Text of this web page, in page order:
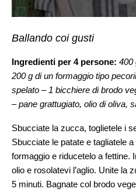
Ballando coi gusti
Ingredienti per 4 persone: 400
200 g di un formaggio tipo
spelato – 1 bicchiere di brodo
– pane grattugiato, olio di oliva,
Sbucciate la zucca, toglietele i
Sbucciate le patate e tagliatele
formaggio e riducetelo a fettine.
olio e rosolatevi l’aglio. Unite la
5 minuti. Bagnate col brodo